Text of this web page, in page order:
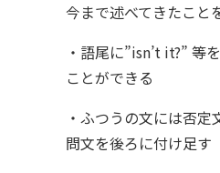
今まで述べてきたこと
・語尾に”isn’t it?” 等
ことができる
・ふつうの文には否
問文を後ろに付け足す